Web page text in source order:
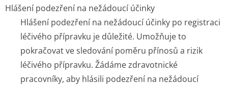
Hlášení podezření na nežádoucí účinky
Hlášení podezření na nežádoucí účinky po registraci
léčivého přípravku je důležité. Umožňuje to
pokračovat ve sledování poměru přínosů a rizik
léčivého přípravku. Žádáme zdravotnické
pracovníky, aby hlásili podezření na nežádoucí